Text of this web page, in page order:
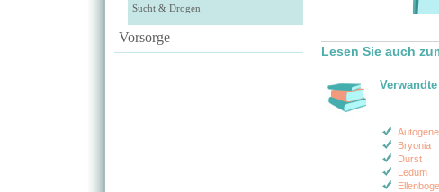
Sucht & Drogen
Vorsorge
Lesen Sie auch
Bryonia
Durst
Ledum